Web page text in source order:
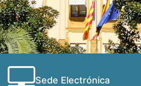
Sede Electrónica